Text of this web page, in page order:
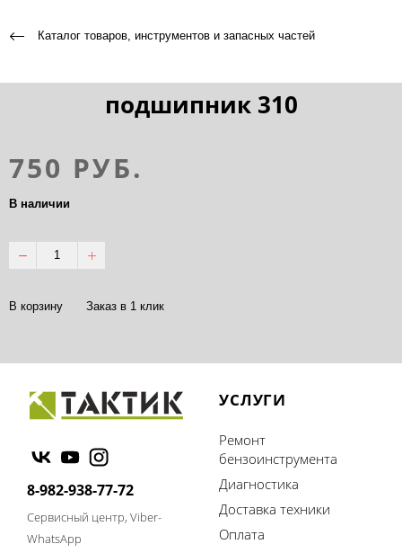
Каталог товаров, инструментов и запасных частей
подшипник 310
750 РУБ.
В наличии
В корзину Заказ в 1 клик
8-982-938-77-72
Сервисный центр, Viber-
WhatsApp
УСЛУГИ
Ремонт
бензоинструмента
Диагностика
Доставка техники
Оплата